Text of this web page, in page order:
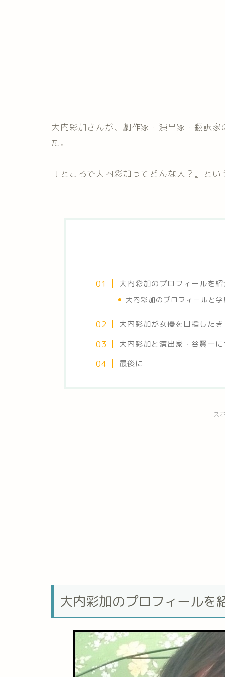
大内彩加さんが、劇作家・演出家・翻訳
た。
『ところで大内彩加ってどんな人？』と
大内彩加のプロフィールを
大内彩加のプロフィールと
大内彩加が女優を目指した
大内彩加と演出家・谷賢一
最後に
ス
大内彩加のプロフィールを